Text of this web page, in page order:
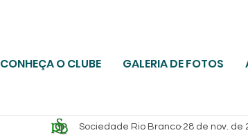
CONHEÇA O CLUBE GALERIA DE FOTOS
Sociedade Rio Branco 28 de nov. de